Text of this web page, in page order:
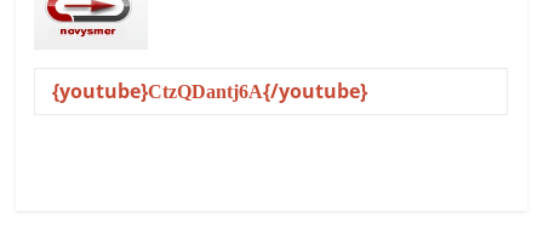
{youtube}CtzQDantj6A{/youtube}